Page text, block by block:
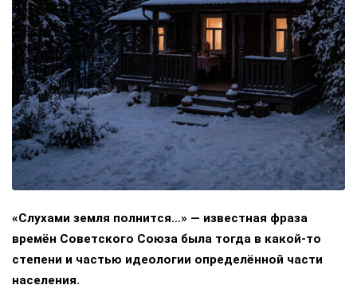
«Слухами земля полнится…» — известная фраза
времён Советского Союза была тогда в какой-то
степени и частью идеологии определённой части
населения.